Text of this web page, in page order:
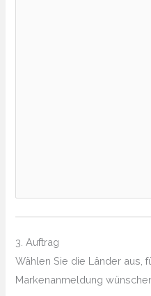
3. Auftrag
Wählen Sie die Länder aus,
Markenanmeldung